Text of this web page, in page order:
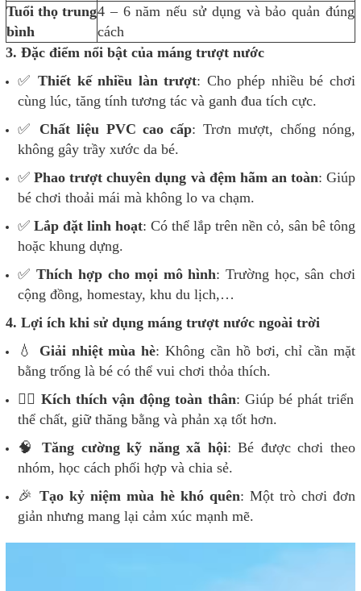
Tuổi thọ trung
bình
4 – 6 năm nếu sử dụng và bảo quản đúng
cách
3. Đặc điểm nổi bật của máng trượt nước
✅Thiết kế nhiều làn trượt: Cho phép nhiều bé chơi
cùng lúc, tăng tính tương tác và ganh đua tích cực.
✅ Chất liệu PVC cao cấp: Trơn mượt, chống nóng,
không gây trầy xước da bé.
✅Phao trượt chuyên dụng và đệm hãm an toàn: Giúp
bé chơi thoải mái mà không lo va chạm.
✅ Lắp đặt linh hoạt: Có thể lắp trên nền cỏ, sân bê tông
hoặc khung dựng.
✅Thích hợp cho mọi mô hình: Trường học, sân chơi
cộng đồng, homestay, khu du lịch,…
4. Lợi ích khi sử dụng máng trượt nước ngoài trời
💧 Giải nhiệt mùa hè: Không cần hồ bơi, chỉ cần mặt
bằng trống là bé có thể vui chơi thỏa thích.
🏃‍♂️Kích thích vận động toàn thân: Giúp bé phát triển
thể chất, giữ thăng bằng và phản xạ tốt hơn.
🧠Tăng cường kỹ năng xã hội: Bé được chơi theo
nhóm, học cách phối hợp và chia sẻ.
🎉Tạo kỷ niệm mùa hè khó quên: Một trò chơi đơn
giản nhưng mang lại cảm xúc mạnh mẽ.